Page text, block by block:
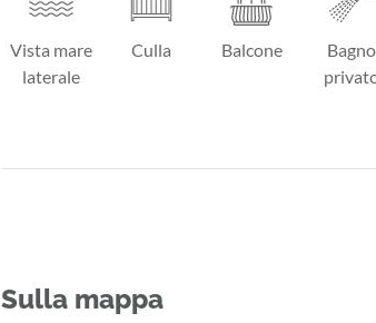
Vista mare
laterale
Culla Balcone
Bagno
Sulla mappa